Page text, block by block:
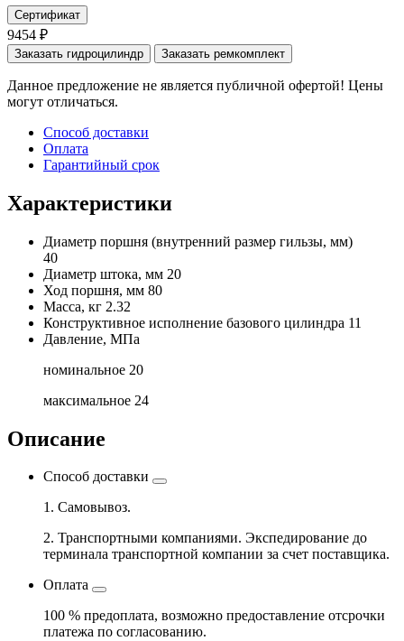
Сертификат
9454 ₽
Заказать гидроцилиндр Заказать ремкомплект
Данное предложение не является публичной офертой! Цены
могут отличаться.
Способ доставки
Оплата
Гарантийный срок
Характеристики
Диаметр поршня (внутренний размер гильзы, мм)
40
Диаметр штока, мм 20
Ход поршня, мм 80
Масса, кг 2.32
Конструктивное исполнение базового цилиндра 11
Давление, МПа
номинальное 20
максимальное 24
Описание
Способ доставки
1. Самовывоз.
2. Транспортными компаниями. Экспедирование до
терминала транспортной компании за счет поставщика.
Оплата
100 % предоплата, возможно предоставление отсрочки
платежа по согласованию.